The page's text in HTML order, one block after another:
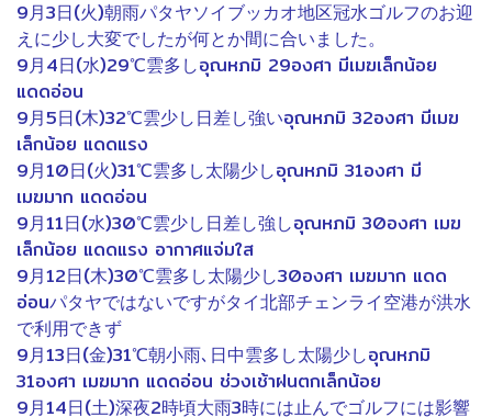
9月3日(火)朝雨パタヤソイブッカオ地区冠水ゴルフのお迎
えに少し大変でしたが何とか間に合いました。
9月4日(水)29℃雲多しอุณหภมิ 29องศา มีเมฆเล็กน้อย
แดดอ่อน
9月5日(木)32℃雲少し日差し強いอุณหภมิ 32องศา มีเมฆ
เล็กน้อย แดดแรง
9月10日(火)31℃雲多し太陽少しอุณหภมิ 31องศา มี
เมฆมาก แดดอ่อน
9月11日(水)30℃雲少し日差し強しอุณหภมิ 30องศา เมฆ
เล็กน้อย แดดแรง อากาศแจ่มใส
9月12日(木)30℃雲多し太陽少し30องศา เมฆมาก แดด
อ่อนパタヤではないですがタイ北部チェンライ空港が洪水
で利用できず
9月13日(金)31℃朝小雨､日中雲多し太陽少しอุณหภมิ
31องศา เมฆมาก แดดอ่อน ช่วงเช้าฝนตกเล็กน้อย
9月14日(土)深夜2時頃大雨3時には止んでゴルフには影響